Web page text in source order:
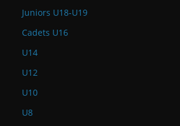
Juniors U18-U19
Cadets U16
U14
U12
U10
U8